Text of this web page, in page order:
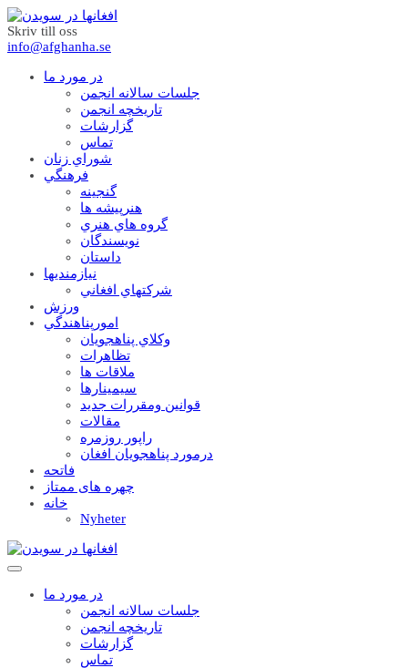
Skriv till oss
info@afghanha.se
در مورد ما
جلسات سالانه انجمن
تاریخچه انجمن
گزارشات
تماس
شوراي زنان
فرهنگي
گنجينه
هنرپيشه ها
گروه هاي هنري
نويسندگان
داستان
نيازمنديها
شرکتهاي افغاني
ورزش
امورپناهندگي
وکلاي پناهجويان
تظاهرات
ملاقات ها
سيمينارها
قوانين ومقررات جديد
مقالات
راپور روزمره
درمورد پناهجويان افغان
فاتحه
چهره های ممتاز
خانه
Nyheter
در مورد ما
جلسات سالانه انجمن
تاریخچه انجمن
گزارشات
تماس